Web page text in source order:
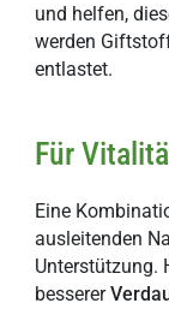
und helfen,
werden
entlastet.
Für
Eine
ausleitenden
Unterstützung.
besserer